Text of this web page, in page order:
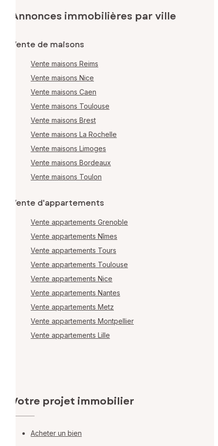
Annonces immobilières par ville
Vente de maisons
Vente maisons Reims
Vente maisons Nice
Vente maisons Caen
Vente maisons Toulouse
Vente maisons Brest
Vente maisons La Rochelle
Vente maisons Limoges
Vente maisons Bordeaux
Vente maisons Toulon
Vente d'appartements
Vente appartements Grenoble
Vente appartements Nîmes
Vente appartements Tours
Vente appartements Toulouse
Vente appartements Nice
Vente appartements Nantes
Vente appartements Metz
Vente appartements Montpellier
Vente appartements Lille
Votre projet immobilier
Acheter un bien